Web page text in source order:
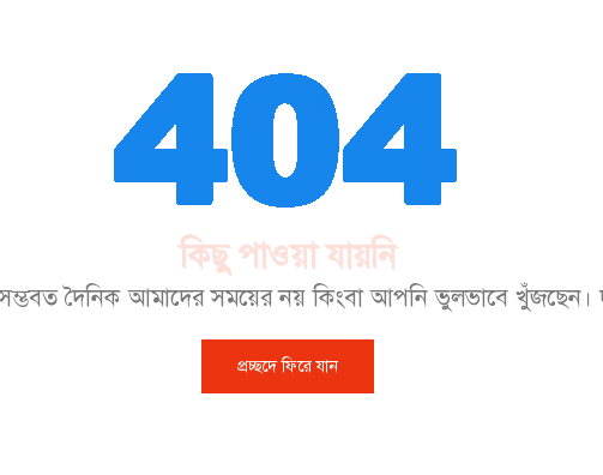
কিছু পাওয়া যায়নি
দৈনিক আমাদের সময়ের নয় কিংবা আপনি ভুলভাবে খুঁজছেন।
প্রচ্ছদে ফিরে যান